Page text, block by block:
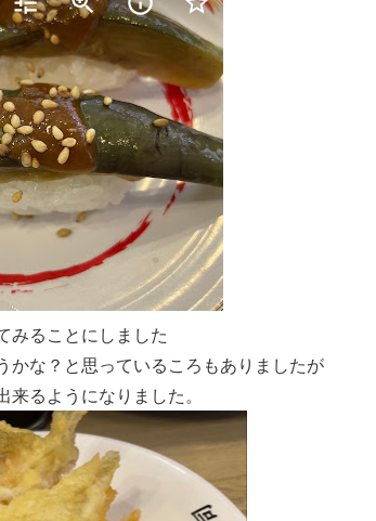
ることにしました
かな？と思っているころもありましたが
るようになりました。